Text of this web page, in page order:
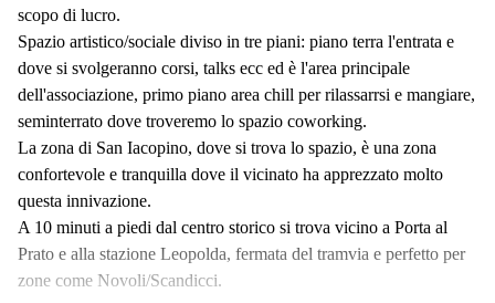
scopo di lucro.
Spazio artistico/sociale diviso in tre piani: piano terra l'entrata e
dove si svolgeranno corsi, talks ecc ed è l'area principale
dell'associazione, primo piano area chill per rilassarrsi e mangiare,
seminterrato dove troveremo lo spazio coworking.
La zona di San Iacopino, dove si trova lo spazio, è una zona
confortevole e tranquilla dove il vicinato ha apprezzato molto
questa innivazione.
A 10 minuti a piedi dal centro storico si trova vicino a Porta al
Prato e alla stazione Leopolda, fermata del tramvia e perfetto per
zone come Novoli/Scandicci.